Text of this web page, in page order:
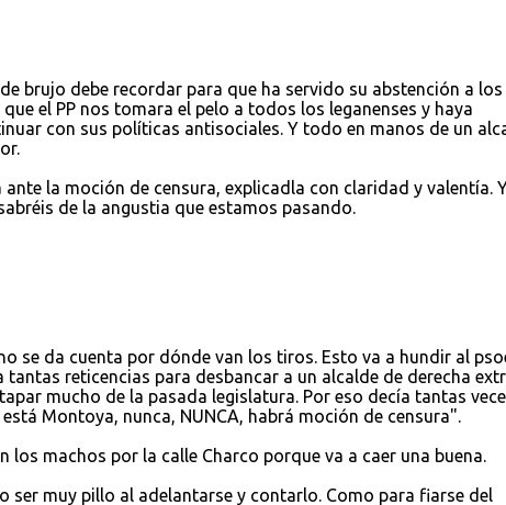
brujo debe recordar para que ha servido su abstención a los
el PP nos tomara el pelo a todos los leganenses y haya
con sus políticas antisociales. Y todo en manos de un
la moción de censura, explicadla con claridad y valentía.
de la angustia que estamos pasando.
se da cuenta por dónde van los tiros. Esto va a hundir al
tantas reticencias para desbancar a un alcalde de derecha
mucho de la pasada legislatura. Por eso decía tantas
Montoya, nunca, NUNCA, habrá moción de censura".
los machos por la calle Charco porque va a caer una buena.
ser muy pillo al adelantarse y contarlo. Como para fiarse del